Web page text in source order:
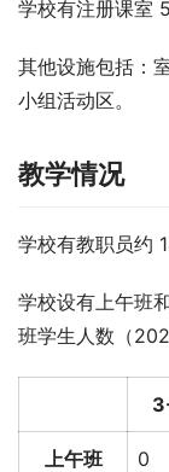
学校有注册课室
其他设施包括：
小组活动区。
教学情况
学校有教职员约
学校设有上午班
班学生人数（
上午班 0